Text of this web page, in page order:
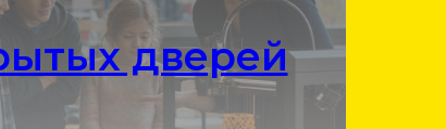
дверей
ПОДРОБНЕЕ